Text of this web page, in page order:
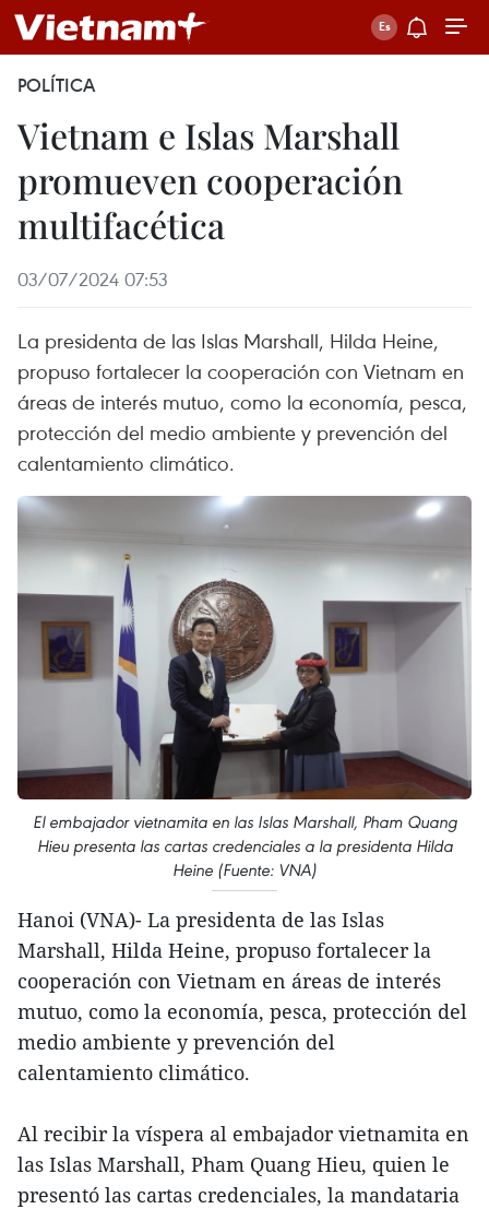
POLÍTICA
Vietnam e Islas Marshall
promueven cooperación
multifacética
03/07/2024 07:53
La presidenta de las Islas Marshall, Hilda Heine,
propuso fortalecer la cooperación con Vietnam en
áreas de interés mutuo, como la economía, pesca,
protección del medio ambiente y prevención del
calentamiento climático.
El embajador vietnamita en las Islas Marshall, Pham Quang
Hieu presenta las cartas credenciales a la presidenta Hilda
Heine (Fuente: VNA)
Hanoi (VNA)- La presidenta de las Islas
Marshall, Hilda Heine, propuso fortalecer la
cooperación con Vietnam en áreas de interés
mutuo, como la economía, pesca, protección del
medio ambiente y prevención del
calentamiento climático.
Al recibir la víspera al embajador vietnamita en
las Islas Marshall, Pham Quang Hieu, quien le
presentó las cartas credenciales, la mandataria